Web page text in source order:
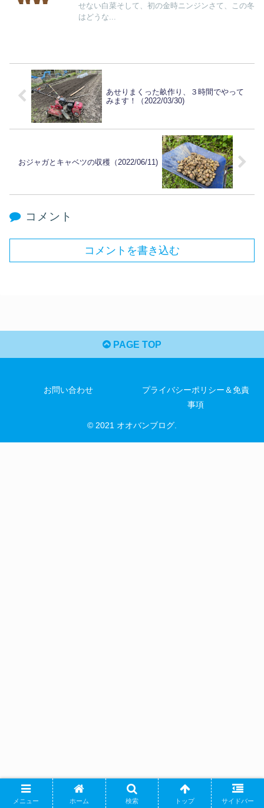
せない白菜そして、初の金時ニンジンさて、この冬
はどうな...
あせりまくった畝作り、３時間でやって
みます！（2022/03/30)
おジャガとキャベツの収穫（2022/06/11)
コメント
コメントを書き込む
PAGE TOP
お問い合わせ
プライバシーポリシー＆免責
事項
© 2021 オオバンブログ.
メニュー ホーム 検索 トップ サイドバー